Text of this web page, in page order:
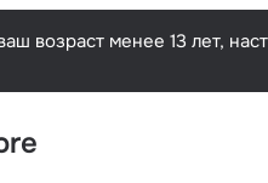
возраст менее 13 лет,